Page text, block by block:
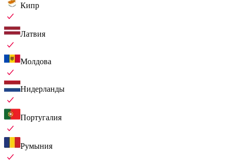
Кипр
Латвия
Молдова
Нидерланды
Португалия
Румыния